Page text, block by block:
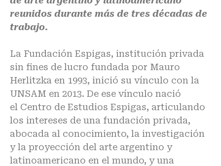
reunidos durante más de tres décadas de
trabajo.
La Fundación Espigas, institución privada
sin fines de lucro fundada por Mauro
Herlitzka en 1993, inició su vínculo con la
UNSAM en 2013. De ese vínculo nació
el Centro de Estudios Espigas, articulando
los intereses de una fundación privada,
abocada al conocimiento, la investigación
y la proyección del arte argentino y
latinoamericano en el mundo, y una